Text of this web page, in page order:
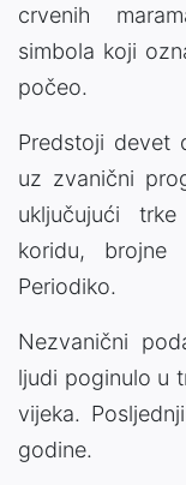
crvenih
simbola koji
počeo.
Predstoji devet
uz zvanični
uključujući
koridu,
Periodiko.
Nezvanični
ljudi poginulo u
vijeka.
godine.